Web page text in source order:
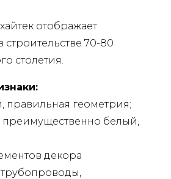
отображает
строительстве 70-80
столетия.
правильная геометрия;
преимущественно белый,
декора